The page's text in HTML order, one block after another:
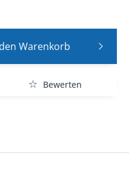
Warenkorb
Bewerten